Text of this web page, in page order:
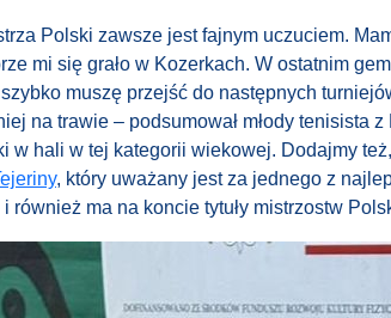
Polski zawsze jest fajnym uczuciem.
mi się grało w Kozerkach. W ostatnim
muszę przejść do następnych
na trawie – podsumował młody tenisista
w hali w tej kategorii wiekowej. Dodajmy
, który uważany jest za jednego z
również ma na koncie tytuły mistrzostw